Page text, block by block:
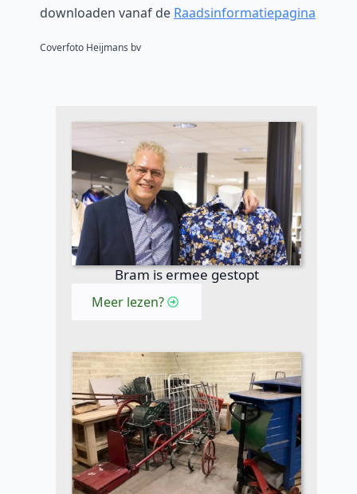
downloaden vanaf de Raadsinformatiepagina
Coverfoto Heijmans bv
Bram is ermee gestopt
Meer lezen?